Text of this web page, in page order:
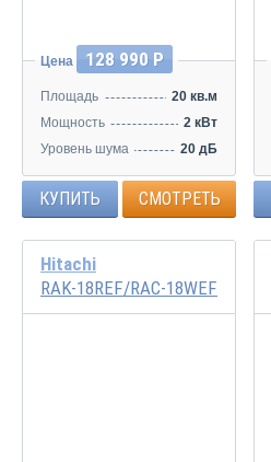
Цена 128 990 Р
Площадь
20 кв.м
Мощность
2 кВт
Уровень шума
20 дБ
КУПИТЬ СМОТРЕТЬ
Hitachi
RAK-18REF/RAC-18WEF